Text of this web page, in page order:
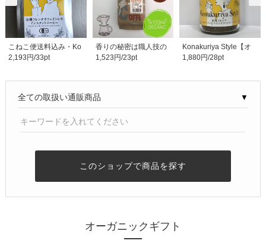
こねこ便送料込み・Ko
nakuriya Style【オ..
2,193円/33pt
香りの秘密は職人技の
二度焙煎！【オーガ..
1,523円/23pt
Konakuriya Style【オ
ーガニックカフェイ..
1,880円/28pt
▼
このショップで商品を探す
オーガニックギフト